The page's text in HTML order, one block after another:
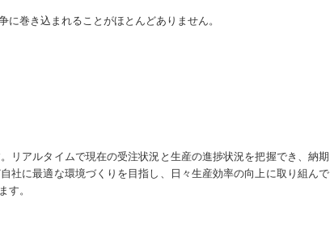
巻き込まれることがほとんどありません。
リアルタイムで現在の受注状況と生産の進捗状況を把握でき、納期
社に最適な環境づくりを目指し、日々生産効率の向上に取り組んで
す。